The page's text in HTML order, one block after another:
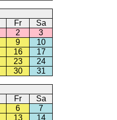
Fr
Sa
2
3
9
10
16
17
23
24
30 31
Fr
Sa
6
7
13 14